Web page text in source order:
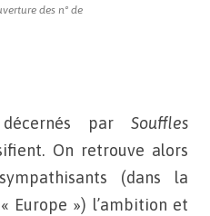
des n° de
par Souffles
On retrouve alors
sympathisants (dans la
Europe ») l’ambition et